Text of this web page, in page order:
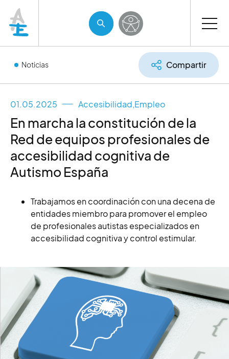
Noticias Compartir
01.05.2025 Accesibilidad,Empleo
En marcha la constitución de la
Red de equipos profesionales de
accesibilidad cognitiva de
Autismo España
Trabajamos en coordinación con una decena de
entidades miembro para promover el empleo
de profesionales autistas especializados en
accesibilidad cognitiva y control estimular.